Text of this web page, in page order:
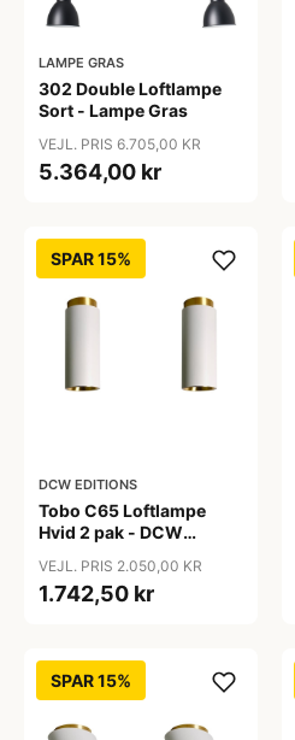
LAMPE GRAS
302 Double Loftlampe
Sort - Lampe Gras
VEJL. PRIS 6.705,00 KR
5.364,00 kr
SPAR 15%
DCW EDITIONS
Tobo C65 Loftlampe
Hvid 2 pak - DCW
VEJL. PRIS 2.050,00 KR
1.742,50 kr
SPAR 15%